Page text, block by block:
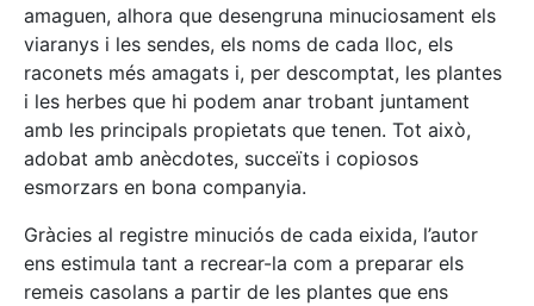
amaguen, alhora que desengruna minuciosament els
viaranys i les sendes, els noms de cada lloc, els
raconets més amagats i, per descomptat, les plantes
i les herbes que hi podem anar trobant juntament
amb les principals propietats que tenen. Tot això,
adobat amb anècdotes, succeïts i copiosos
esmorzars en bona companyia.
Gràcies al registre minuciós de cada eixida, l’autor
ens estimula tant a recrear-la com a preparar els
remeis casolans a partir de les plantes que ens